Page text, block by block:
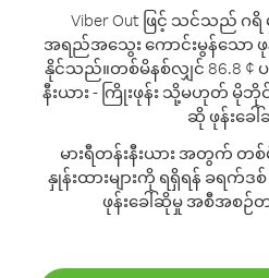
Viber Out ဖြင့် သင်သည် ဂရိ
အရည်အသွေး ကောင်းမွန်သော ဖု
နိုင်သည်။တစ်မိနစ်လျှင် 86.8 ¢
နီးယား - ကြိုးဖုန်း သို့မဟုတ် မို
ဆို ဖုန်းခေါ်
မားရီတန်းနီးယား အတွက် တ
နှုန်းထားများကို ရရှိရန် ခရက်
ဖုန်းခေါ်ဆိုမှု အစီအစဉ်